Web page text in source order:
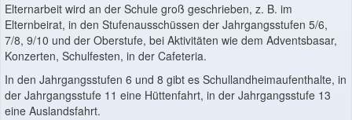
Elternarbeit wird an der Schule groß geschrieben, z. B. im
Elternbeirat, in den Stufenausschüssen der Jahrgangsstufen 5/6,
7/8, 9/10 und der Oberstufe, bei Aktivitäten wie dem Adventsbasar,
Konzerten, Schulfesten, in der Cafeteria.
In den Jahrgangsstufen 6 und 8 gibt es Schullandheimaufenthalte, in
der Jahrgangsstufe 11 eine Hüttenfahrt, in der Jahrgangsstufe 13
eine Auslandsfahrt.